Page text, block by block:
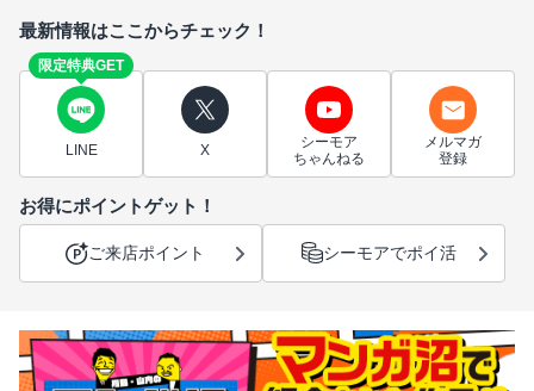
最新情報はここからチェック！
限定特典GET
LINE X
シーモア
ちゃんねる
メルマガ
登録
お得にポイントゲット！
ご来店ポイント シーモアでポイ活